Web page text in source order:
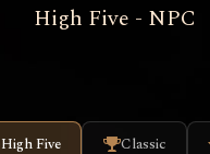
High Five - NPC
High Five Classic